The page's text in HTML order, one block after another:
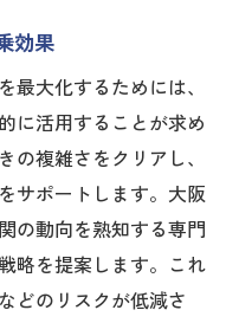
効果
最大化するためには、
に活用することが求め
の複雑さをクリアし、
サポートします。大阪
の動向を熟知する専門
略を提案します。これ
どのリスクが低減さ